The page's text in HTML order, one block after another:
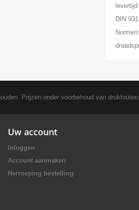
DIN 931
Prijzen onder voorbehoud van
Uw account
Inloggen
Account aanmaken
Herroeping bestelling